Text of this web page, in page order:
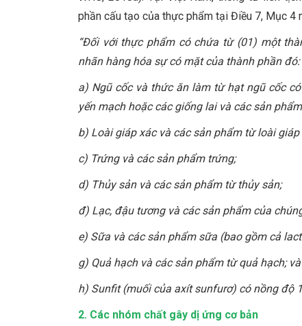
phần cấu tạo của thực phẩm tại Điều 7, Mục 4
“Đối với thực phẩm có chứa từ (01) một
nhãn hàng hóa sự có mặt của thành phần đó:
a) Ngũ cốc và thức ăn làm từ hạt ngũ cốc
yến mạch hoặc các giống lai và các sản
b) Loài giáp xác và các sản phẩm từ loài giáp
c) Trứng và các sản phẩm trứng;
d) Thủy sản và các sản phẩm từ thủy sản;
đ) Lạc, đậu tương và các sản phẩm của
e) Sữa và các sản phẩm sữa (bao gồm cả
g) Quả hạch và các sản phẩm từ quả hạch; và
h) Sunfit (muối của axít sunfurơ) có nồng độ
2. Các nhóm chất gây dị ứng cơ bản